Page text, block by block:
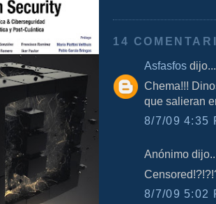
14
Asfasfos dijo...
Chema!!!
que salieran
8/7/09 4:35
Anónimo
8/7/09 5:02